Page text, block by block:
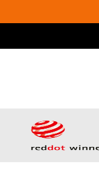
Inhalt